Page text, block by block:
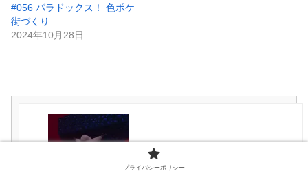
#056 パラドックス！ 色ポケ
街づくり
2024年10月28日
♯91 巨大ピクシーと冒険の準備
プライバシーポリシー